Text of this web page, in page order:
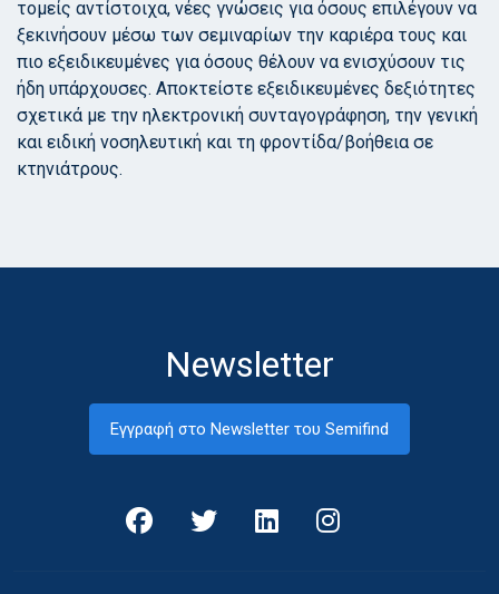
τομείς αντίστοιχα, νέες γνώσεις για όσους επιλέγουν να
ξεκινήσουν μέσω των σεμιναρίων την καριέρα τους και
πιο εξειδικευμένες για όσους θέλουν να ενισχύσουν τις
ήδη υπάρχουσες. Αποκτείστε εξειδικευμένες δεξιότητες
σχετικά με την ηλεκτρονική συνταγογράφηση, την γενική
και ειδική νοσηλευτική και τη φροντίδα/βοήθεια σε
κτηνιάτρους.
Newsletter
Εγγραφή στο Newsletter του Semifind